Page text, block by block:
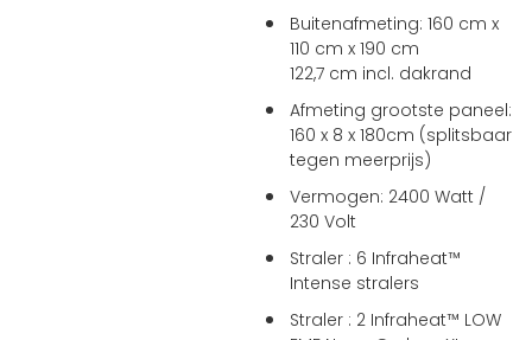
Buitenafmeting: 160 cm x
110 cm x 190 cm
122,7 cm incl. dakrand
Afmeting grootste paneel:
160 x 8 x 180cm (splitsbaar
tegen meerprijs)
Vermogen: 2400 Watt /
230 Volt
Straler : 6 Infraheat™
Intense stralers
Straler : 2 Infraheat™ LOW